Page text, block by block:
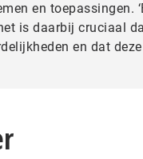
en toepassingen.
is daarbij cruciaal
en dat